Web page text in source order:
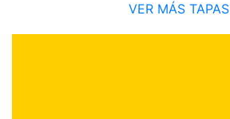
VER MÁS TAPAS